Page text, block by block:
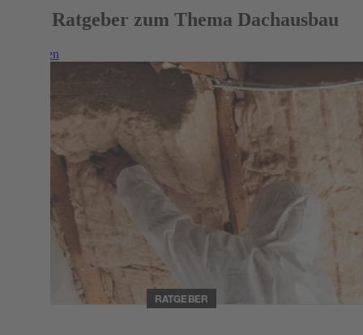
Mehr Ratgeber zum Thema Dachausbau
Weiterlesen
RATGEBER